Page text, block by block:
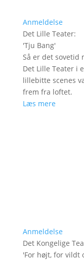
Anmeldelse
Det Lille Teater:
'Tju Bang'
Så er det sovetid
Det Lille Teater i
lillebitte scenes
frem fra loftet.
Læs mere
Anmeldelse
Det Kongelige
'For højt, for vildt